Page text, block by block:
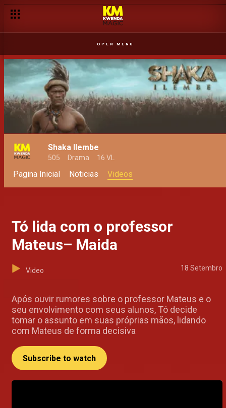
OPEN MENU
Shaka Ilembe
505 Drama 16 VL
Pagina Inicial Noticias Videos
Tó lida com o professor
Mateus– Maida
Video 18 Setembro
Após ouvir rumores sobre o professor Mateus e o
seu envolvimento com seus alunos, Tó decide
tomar o assunto em suas próprias mãos, lidando
com Mateus de forma decisiva
Subscribe to watch